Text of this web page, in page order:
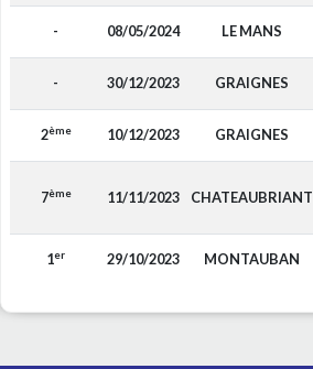
- 08/05/2024 LE MANS
- 30/12/2023 GRAIGNES
2ème 10/12/2023 GRAIGNES
7ème 11/11/2023 CHATEAUBRIANT
1er 29/10/2023 MONTAUBAN